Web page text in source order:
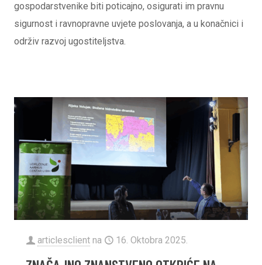
gospodarstvenike biti poticajno, osigurati im pravnu
sigurnost i ravnopravne uvjete poslovanja, a u konačnici i
održiv razvoj ugostiteljstva.
articlesclient na 16. Oktobra 2025.